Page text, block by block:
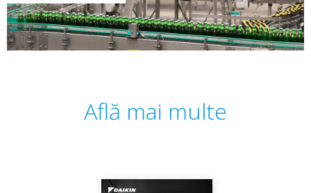
Află mai multe